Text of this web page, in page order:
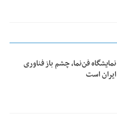
نمایشگاه فن‌نما، چشم باز فناوری
ایران است